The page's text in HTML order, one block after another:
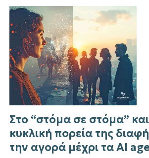
Στο “στόμα σε στόμα”
κυκλική πορεία της
την αγορά μέχρι τα AI